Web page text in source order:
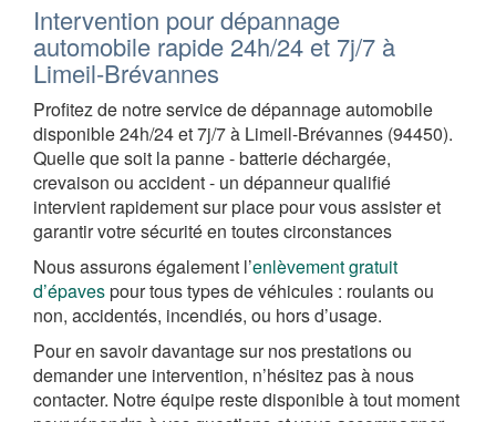
Intervention pour dépannage
automobile rapide 24h/24 et 7j/7 à
Limeil-Brévannes
Profitez de notre service de dépannage automobile
disponible 24h/24 et 7j/7 à Limeil-Brévannes (94450).
Quelle que soit la panne - batterie déchargée,
crevaison ou accident - un dépanneur qualifié
intervient rapidement sur place pour vous assister et
garantir votre sécurité en toutes circonstances
Nous assurons également l’enlèvement gratuit
d’épavespour tous types de véhicules : roulants ou
non, accidentés, incendiés, ou hors d’usage.
Pour en savoir davantage sur nos prestations ou
demander une intervention, n’hésitez pas à nous
contacter. Notre équipe reste disponible à tout moment